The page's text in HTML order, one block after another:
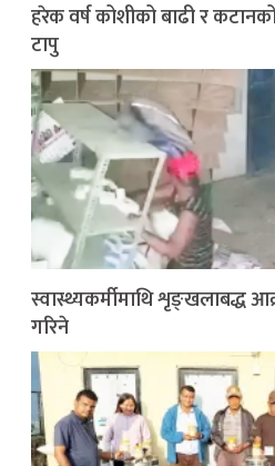
हरेक वर्ष कोशीको बाढी र कटानको
टापु
स्वास्थ्यकर्मीमाथि शृङ्खलाबद्ध
गरिने